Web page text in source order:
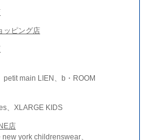
ッピング店
main LIEN、b・ROOM
、XLARGE KIDS
店
york childrenswear、